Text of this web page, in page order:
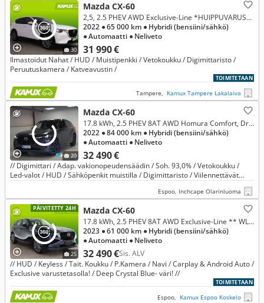
30
Mazda CX-60
31 990 €
2,5, 2.5 PHEV AWD Exclusive-Line *HUIPPUVARUSTELTU!*
2022 ● 65 000 km ● Hybridi (bensiini/sähkö)
● Automaatti ● Neliveto
Ilmastoidut Nahat / HUD / Muistipenkki / Vetokoukku / Digimittaristo /
Peruutuskamera / Katveavustin /
TOIMITETAAN
Tampere, Kamux Tampere Lakalaiva
20
Mazda CX-60
32 490 €
17.8 kWh, 2.5 PHEV 8AT AWD Homura Comfort, Driver Assistance
2022 ● 84 000 km ● Hybridi (bensiini/sähkö)
● Automaatti ● Neliveto
// Digimittari / Adap. vakionopeudensäädin / Soh. 93,0% / Vetokoukku /
Led-valot / HUD / Sähköpenkit muistilla / Digimittaristo / Viilennettävät
Espoo, Inchcape Olarinluoma
PÄIVITETTY 24H
25
Mazda CX-60
32 490 €Sis. ALV
17.8 kWh, 2.5 PHEV 8AT AWD Exclusive-Line ** WLTP kantama 68km! **
2023 ● 61 000 km ● Hybridi (bensiini/sähkö)
● Automaatti ● Neliveto
// HUD / Keyless / Tait. Koukku / P.Kamera / Navi / Carplay & Android Auto /
Exclusive varustetasolla! / Deep Crystal Blue- väri! //
TOIMITETAAN
Espoo, Kamux Espoo Koskelo